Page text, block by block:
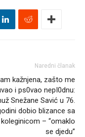
Naredni članak
kažnjena, zašto me
i ps0vao nepI0dnu:
Snežane Savić u 76.
dobio blizance sa
– “omaklo
se djedu”